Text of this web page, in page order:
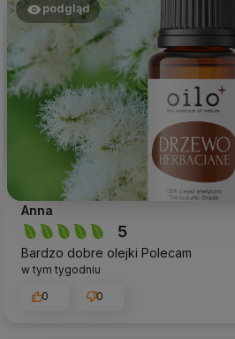
podgląd
Anna
5
Bardzo dobre olejki Polecam
w tym tygodniu
0
0